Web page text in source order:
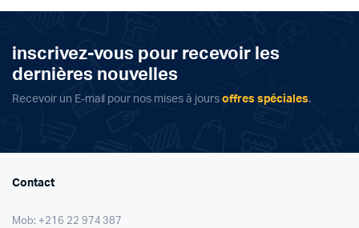
د.ت 8,000.
د.ت 4,900.
inscrivez-vous pour recevoir les
dernières nouvelles
Recevoir un E-mail pour nos mises à jours offres spéciales.
Contact
Mob: +216 22 974 387